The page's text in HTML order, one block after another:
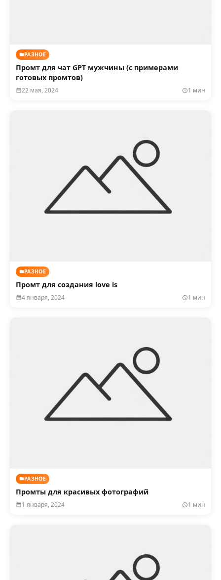
РАЗНОЕ
Промт для чат GPT мужчины (с примерами
готовых промтов)
22 мая, 2024 1 мин
РАЗНОЕ
Промт для создания love is
4 января, 2024 1 мин
РАЗНОЕ
Промты для красивых фотографий
1 января, 2024 1 мин